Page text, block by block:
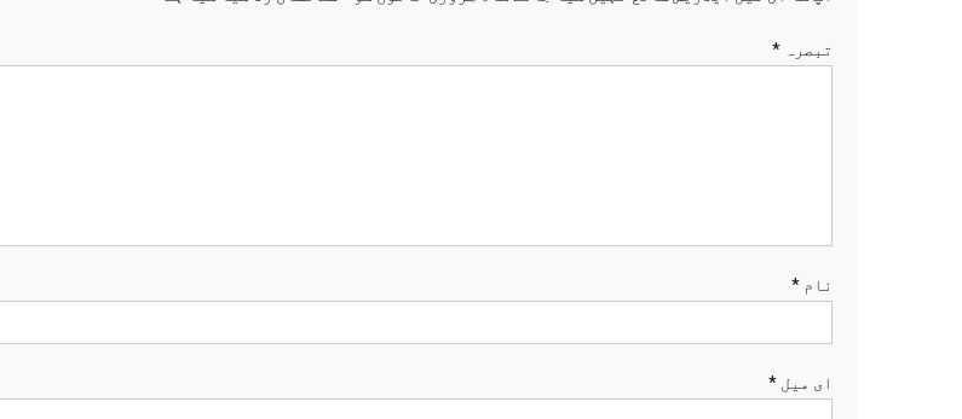
تبصرہ *
نام *
ای میل *